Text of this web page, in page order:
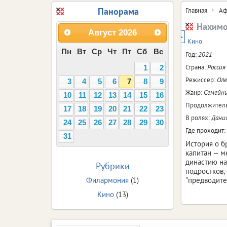
Главная
12+
Кино
Год:2021
Страна:Россия
Режиссер:
Жанр:
В ролях:
Где проходит:
История о
капитан —
династию
Панорама
Август 2026
Пн Вт Ср Чт Пт Сб
Вс
1
2
3
4 5 6 7 8
9
10
11 12 13 14 15
16
17
18 19 20 21 22
23
24
25 26 27 28 29
30
31
Рубрики
Филармония (1)
Кино(13)